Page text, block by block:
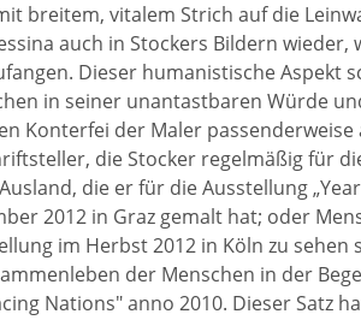
breitem, vitalem Strich auf die
auch in Stockers Bildern wieder,
Dieser humanistische Aspekt
in seiner unantastbaren Würde
Konterfei der Maler passenderweise
die Stocker regelmäßig für
die er für die Ausstellung
2012 in Graz gemalt hat; oder
im Herbst 2012 in Köln zu sehen
der Menschen in der
Nations" anno 2010. Dieser Satz